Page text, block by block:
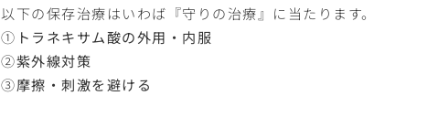
以下の保存治療はいわば『守りの治療』に当たります。
① トラネキサム酸の外用・内服
②紫外線対策
③摩擦・刺激を避ける